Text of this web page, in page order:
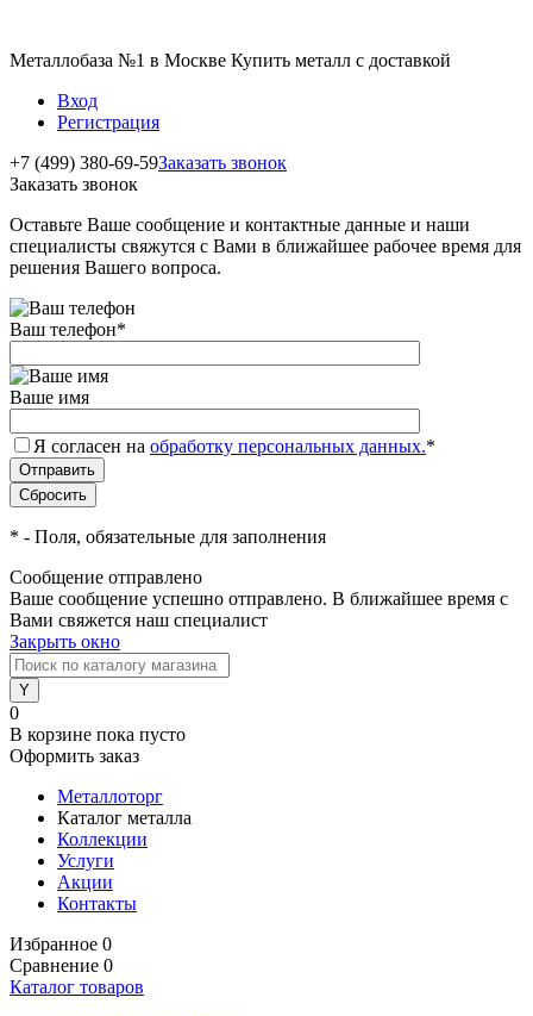
Металлобаза №1 в Москве Купить металл с доставкой
Вход
Регистрация
+7 (499) 380-69-59Заказать звонок
Заказать звонок
Оставьте Ваше сообщение и контактные данные и наши
специалисты свяжутся с Вами в ближайшее рабочее время для
решения Вашего вопроса.
Ваш телефон*
Ваше имя
Я согласен на обработку персональных данных.*
* - Поля, обязательные для заполнения
Сообщение отправлено
Ваше сообщение успешно отправлено. В ближайшее время с
Вами свяжется наш специалист
Закрыть окно
0
В корзине пока пусто
Оформить заказ
Металлоторг
Каталог металла
Коллекции
Услуги
Акции
Контакты
Избранное 0
Сравнение 0
Каталог товаров